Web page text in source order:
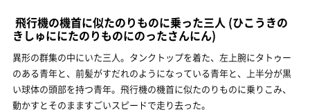
飛行機の機首に似たのりものに乗った三人 (ひこうきの
きしゅににたのりものにのったさんにん)
異形の群集の中にいた三人。タンクトップを着た、左上腕にタトゥー
のある青年と、前髪がすだれのようになっている青年と、上半分が黒
い球体の頭部を持つ青年。飛行機の機首に似たのりものに乗りこみ、
動かすとそのまますごいスピードで走り去った。